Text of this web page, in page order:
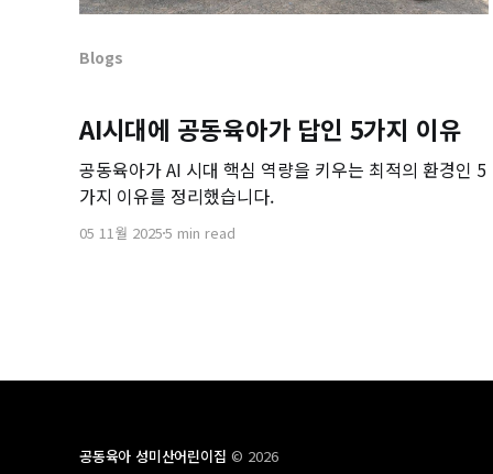
Blogs
AI시대에 공동육아가 답인 5가지 이유
공동육아가 AI 시대 핵심 역량을 키우는 최적의 환경인 5
가지 이유를 정리했습니다.
05 11월 20255 min read
공동육아 성미산어린이집 © 2026